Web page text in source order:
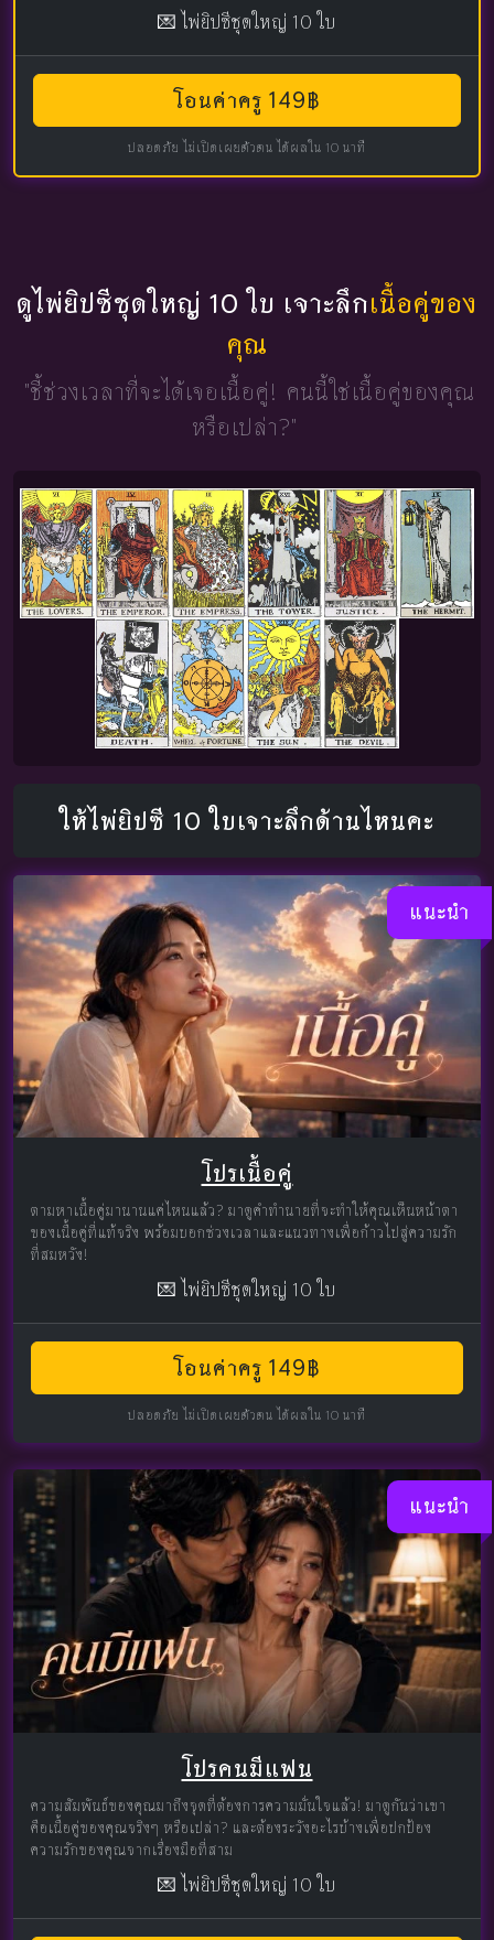
💌 ไพ่ยิปซีชุดใหญ่ 10 ใบ
โอนค่าครู 149฿
ปลอดภัย ไม่เปิดเผยตัวตน ได้ผลใน 10 นาที
ดูไพ่ยิปซีชุดใหญ่ 10 ใบ เจาะลึกเนื้อคู่ของ
คุณ
"ชี้ช่วงเวลาที่จะได้เจอเนื้อคู่! คนนี้ใช่เนื้อคู่ของคุณ
หรือเปล่า?"
ให้ไพ่ยิปซี 10 ใบเจาะลึกด้านไหนคะ
แนะนำ
โปรเนื้อคู่
ตามหาเนื้อคู่มานานแค่ไหนแล้ว? มาดูคำทำนายที่จะทำให้คุณเห็นหน้าตา
ของเนื้อคู่ที่แท้จริง พร้อมบอกช่วงเวลาและแนวทางเพื่อก้าวไปสู่ความรัก
ที่สมหวัง!
💌 ไพ่ยิปซีชุดใหญ่ 10 ใบ
โอนค่าครู 149฿
ปลอดภัย ไม่เปิดเผยตัวตน ได้ผลใน 10 นาที
แนะนำ
โปรคนมีแฟน
ความสัมพันธ์ของคุณมาถึงจุดที่ต้องการความมั่นใจแล้ว! มาดูกันว่าเขา
คือเนื้อคู่ของคุณจริงๆ หรือเปล่า? และต้องระวังอะไรบ้างเพื่อปกป้อง
ความรักของคุณจากเรื่องมือที่สาม
💌 ไพ่ยิปซีชุดใหญ่ 10 ใบ